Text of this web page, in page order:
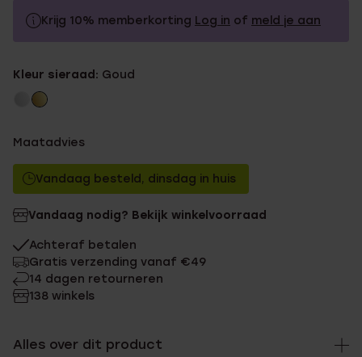
Krijg 10% memberkorting Log in of meld je aan
Zonder memberkorting
Kleur sieraad: Goud
Maatadvies
Vandaag besteld, dinsdag in huis
Vandaag nodig? Bekijk winkelvoorraad
Achteraf betalen
Gratis verzending vanaf €49
14 dagen retourneren
138 winkels
Alles over dit product